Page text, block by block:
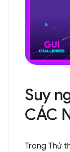
Suy
CÁC
Trong Thử